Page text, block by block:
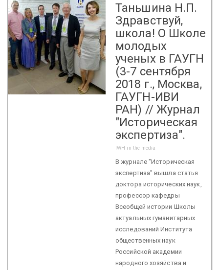
Таньшина Н.П.
Здравствуй,
школа! О Школе
молодых
ученых в ГАУГН
(3-7 сентября
2018 г., Москва,
ГАУГН-ИВИ
РАН) // Журнал
"Историческая
экспертиза".
IWH in the media
В журнале "Историческая
экспертиза" вышла статья
доктора исторических наук,
профессор кафедры
Всеобщей истории Школы
актуальных гуманитарных
исследований Института
общественных наук
Российской академии
народного хозяйства и